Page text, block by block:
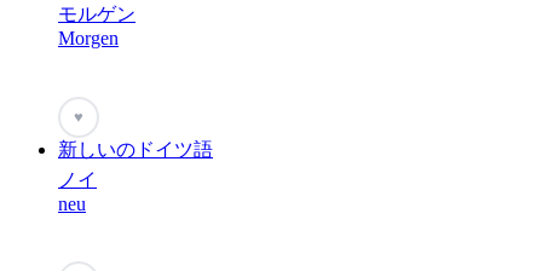
モルゲン
Morgen
♥
新しいのドイツ語
ノイ
neu